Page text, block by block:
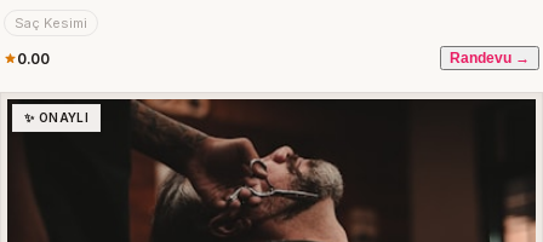
Saç Kesimi
0.00 Randevu →
✨ ONAYLI